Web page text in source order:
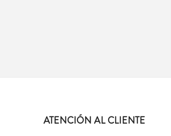
ATENCIÓN AL CLIENTE